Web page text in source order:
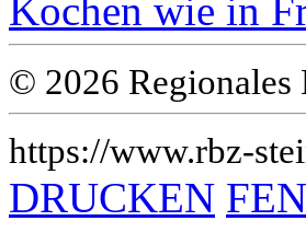
Kochen wie in
© 2026 Regionales
https://www.rbz-
DRUCKEN